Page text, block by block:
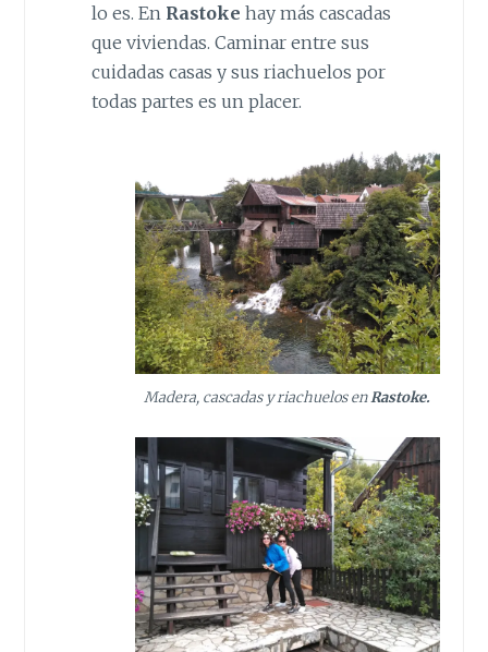
lo es. En Rastoke hay más cascadas
que viviendas. Caminar entre sus
cuidadas casas y sus riachuelos por
todas partes es un placer.
Madera, cascadas y riachuelos enRastoke.